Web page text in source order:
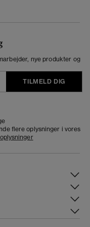
nye produkter og
TILMELD DIG
flere oplysninger i vores